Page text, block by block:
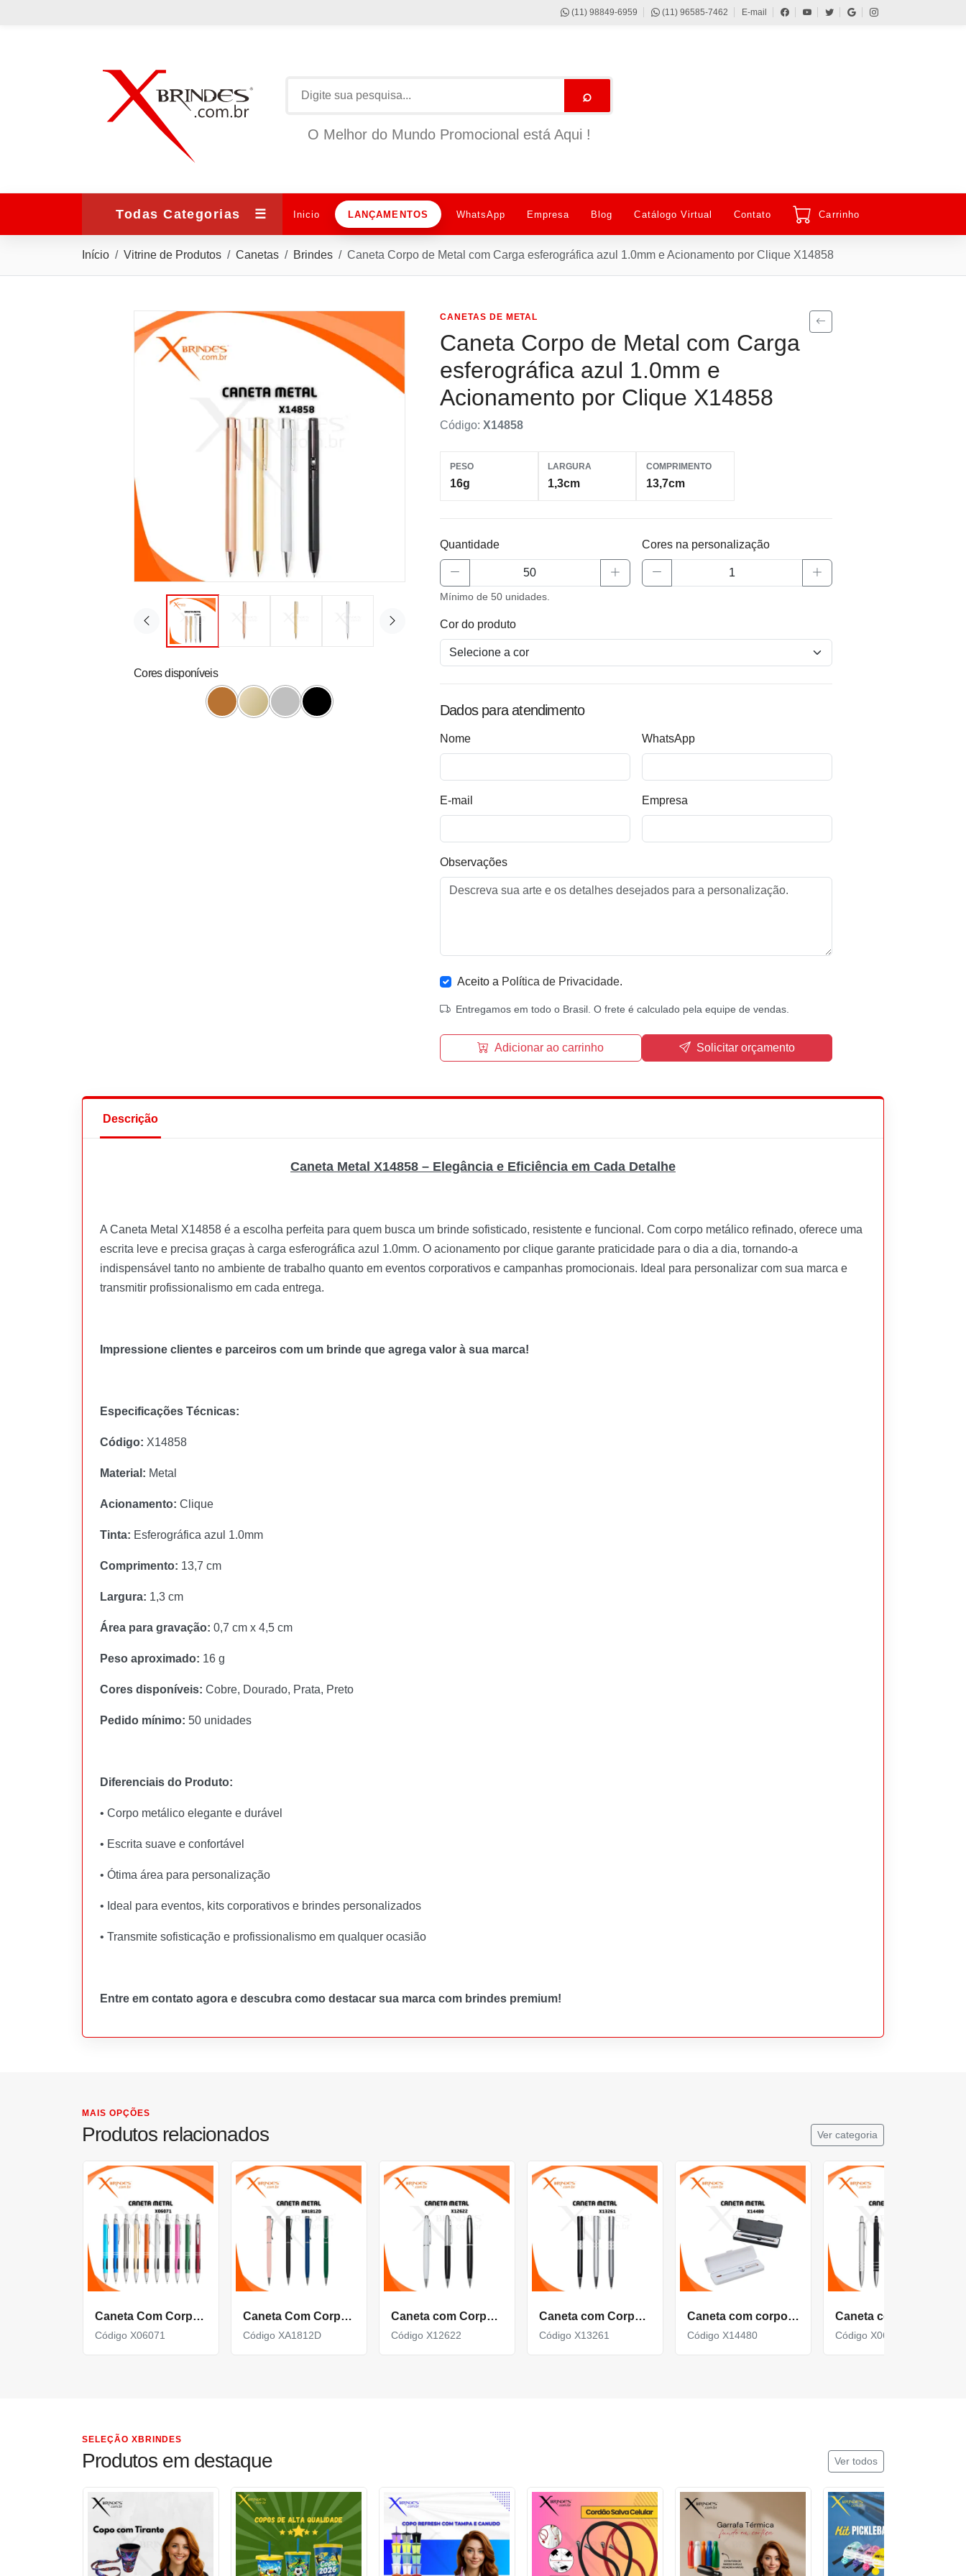
(11) 98849-6959 (11) 96585-7462 E-mail
⌕
O Melhor do Mundo Promocional está Aqui !
Todas Categorias ☰ Inicio LANÇAMENTOS WhatsApp Empresa Blog Catálogo Virtual Contato Carrinho
Início Vitrine de Produtos Canetas Brindes Caneta Corpo de Metal com Carga esferográfica azul 1.0mm e Acionamento por Clique X14858
Cores disponíveis
CANETAS DE METAL
Caneta Corpo de Metal com Carga
esferográfica azul 1.0mm e
Acionamento por Clique X14858
Código: X14858
PESO
16g
LARGURA
1,3cm
COMPRIMENTO
13,7cm
Quantidade
Mínimo de 50 unidades.
Cores na personalização
Cor do produto
Dados para atendimento
Nome WhatsApp
E-mail Empresa
Observações
Aceito a Política de Privacidade.
Entregamos em todo o Brasil. O frete é calculado pela equipe de vendas.
Adicionar ao carrinho Solicitar orçamento
Descrição
Caneta Metal X14858 – Elegância e Eficiência em Cada Detalhe
A Caneta Metal X14858 é a escolha perfeita para quem busca um brinde sofisticado, resistente e funcional. Com corpo metálico refinado, oferece uma
escrita leve e precisa graças à carga esferográfica azul 1.0mm. O acionamento por clique garante praticidade para o dia a dia, tornando-a
indispensável tanto no ambiente de trabalho quanto em eventos corporativos e campanhas promocionais. Ideal para personalizar com sua marca e
transmitir profissionalismo em cada entrega.
Impressione clientes e parceiros com um brinde que agrega valor à sua marca!
Especificações Técnicas:
Código: X14858
Material: Metal
Acionamento: Clique
Tinta: Esferográfica azul 1.0mm
Comprimento: 13,7 cm
Largura: 1,3 cm
Área para gravação: 0,7 cm x 4,5 cm
Peso aproximado: 16 g
Cores disponíveis: Cobre, Dourado, Prata, Preto
Pedido mínimo: 50 unidades
Diferenciais do Produto:
• Corpo metálico elegante e durável
• Escrita suave e confortável
• Ótima área para personalização
• Ideal para eventos, kits corporativos e brindes personalizados
• Transmite sofisticação e profissionalismo em qualquer ocasião
Entre em contato agora e descubra como destacar sua marca com brindes premium!
MAIS OPÇÕES
Produtos relacionados Ver categoria
Caneta Com Corpo De Metal Carga Azul E Acionamento Por Clique X06071
Código X06071
Caneta Com Corpo De Metal Carga Azul E Acionamento Por Rotação Xa1812D
Código XA1812D
Caneta com Corpo de Metal carga Azul e com Acionamento por rotação X12622
Código X12622
Caneta com Corpo de Metal com detalhe Texturizado X13261
Código X13261
Caneta com corpo de Metal com Estojo Plástico X14480
Código X14480 Código X06087T
SELEÇÃO XBRINDES
Produtos em destaque Ver todos